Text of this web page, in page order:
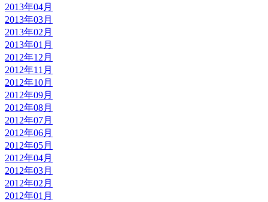
2013年04月
2013年03月
2013年02月
2013年01月
2012年12月
2012年11月
2012年10月
2012年09月
2012年08月
2012年07月
2012年06月
2012年05月
2012年04月
2012年03月
2012年02月
2012年01月